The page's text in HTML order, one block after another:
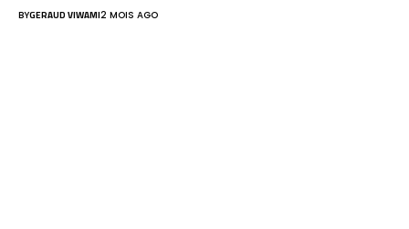
BYGERAUD VIWAMI2 MOIS AGO